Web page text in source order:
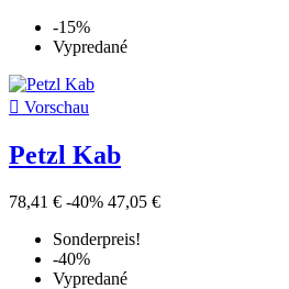
-15%
Vypredané
 Vorschau
Petzl Kab
78,41 € -40% 47,05 €
Sonderpreis!
-40%
Vypredané